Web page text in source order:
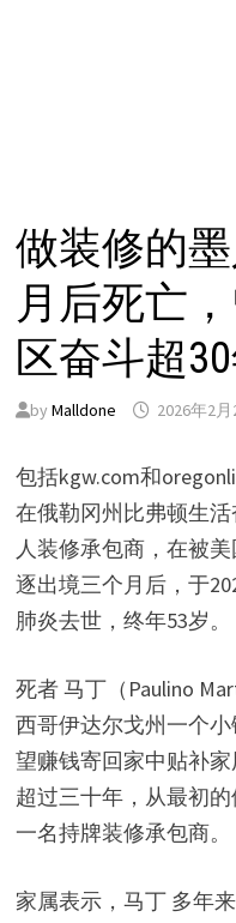
做装修的
月后死亡
区奋斗超30
by Malldone 2026年2月
包括kgw.com和
在俄勒冈州比弗顿生
人装修承包商，在被
逐出境三个月后，于
肺炎去世，终年53岁。
死者 马丁（Paulino
西哥伊达尔戈州一个
望赚钱寄回家中贴补
超过三十年，从最初
一名持牌装修承包商。
家属表示，马丁 多年